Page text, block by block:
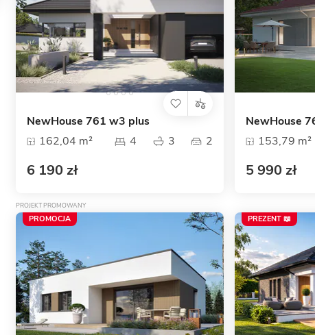
NewHouse 761 w3 plus
162,04 m²
4 3 2
6 190 zł
NewHouse
153,79 m²
5 990 zł
PROJEKT PROMOWANY
PROMOCJA PREZENT 📖